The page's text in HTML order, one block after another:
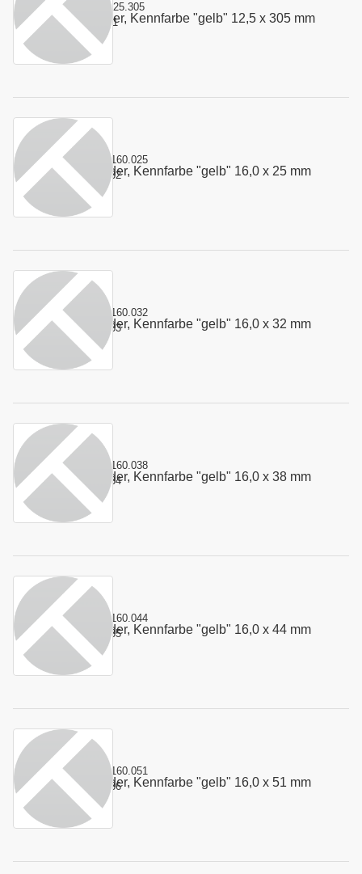
Stempelfeder, Kennfarbe "gelb" 12,5 x 305 mm
Kurzname:
4.125.305
Art.-Nr.:100331
Stempelfeder, Kennfarbe "gelb" 16,0 x 25 mm
Kurzname:
4.160.025
Art.-Nr.:
100332
Stempelfeder, Kennfarbe "gelb" 16,0 x 32 mm
Kurzname:
4.160.032
Art.-Nr.:
100333
Stempelfeder, Kennfarbe "gelb" 16,0 x 38 mm
Kurzname:
4.160.038
Art.-Nr.:
100334
Stempelfeder, Kennfarbe "gelb" 16,0 x 44 mm
Kurzname:
4.160.044
Art.-Nr.:
100335
Stempelfeder, Kennfarbe "gelb" 16,0 x 51 mm
Kurzname:
4.160.051
Art.-Nr.:
100336